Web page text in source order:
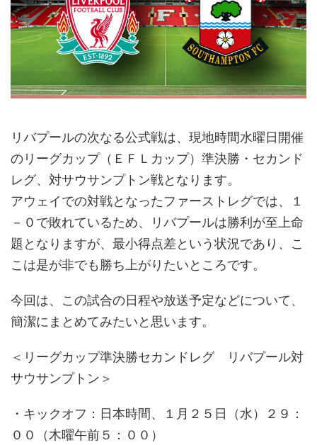
リバプールの次なる公式戦は、現地時間水曜日開催
のリーグカップ（ＥＦＬカップ）準決勝・セカンド
レグ、対サウサンプトン戦となります。
アウェイでの対戦となったファーストレグでは、１
－０で敗れているため、リバプールは勝利が至上命
題となりますが、最小得点差という状況であり、こ
こは是が非でも勝ち上がりたいところです。
今回は、この試合の日程や放送予定などについて、
簡潔にまとめてみたいと思います。
＜リーグカップ準決勝セカンドレグ リバプール対
サウサンプトン＞
・キックオフ：日本時間、１月２５日（水）２９：
００（木曜午前５：００）